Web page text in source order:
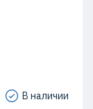
В наличии